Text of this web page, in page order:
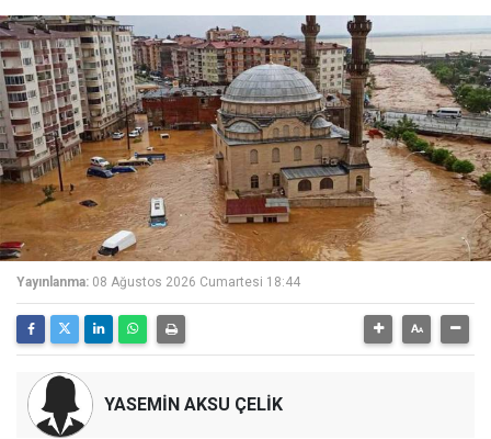
Yayınlanma: 08 Ağustos 2026 Cumartesi 18:44
YASEMİN AKSU ÇELİK